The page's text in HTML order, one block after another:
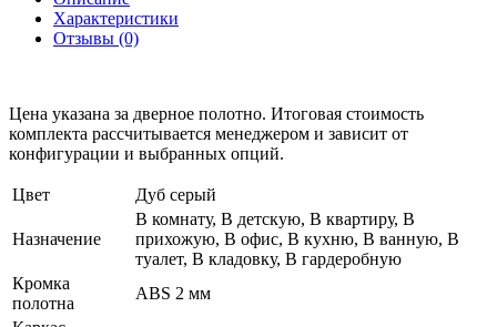
Характеристики
Отзывы (0)
Цена указана за дверное полотно. Итоговая стоимость
комплекта рассчитывается менеджером и зависит от
конфигурации и выбранных опций.
Цвет Дуб серый
Назначение
В комнату, В детскую, В квартиру, В
прихожую, В офис, В кухню, В ванную, В
туалет, В кладовку, В гардеробную
Кромка
полотна
ABS 2 мм